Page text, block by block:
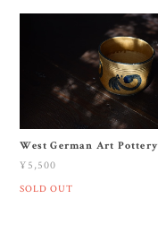
West German Art Pottery
¥5,500
SOLD OUT